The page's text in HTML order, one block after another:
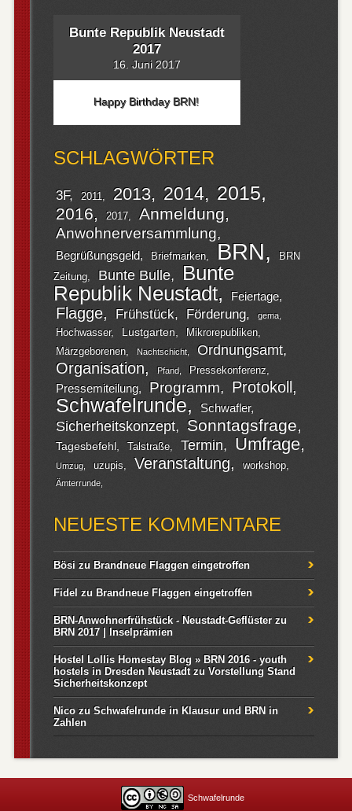
Bunte Republik Neustadt
2017
16. Juni 2017
Happy Birthday BRN!
SCHLAGWÖRTER
3F 2011 2013 2014 2015
2016 2017 Anmeldung
Anwohnerversammlung
Begrüßungsgeld Briefmarken BRN
BRN
Zeitung
Bunte Bulle
Bunte
Republik Neustadt
Feiertage
Flagge Frühstück Förderung gema
Hochwasser Lustgarten
Mikrorepubliken
Märzgeborenen
Nachtschicht Ordnungsamt
Organisation Pfand Pressekonferenz
Pressemiteilung Programm Protokoll
Schwafelrunde Schwafler
Sicherheitskonzept Sonntagsfrage
Tagesbefehl Talstraße Termin Umfrage
Umzug uzupis Veranstaltung workshop
Ämterrunde
NEUESTE KOMMENTARE
Bösi zu Brandneue Flaggen eingetroffen
Fidel zu Brandneue Flaggen eingetroffen
BRN-Anwohnerfrühstück - Neustadt-Geflüsterzu
BRN 2017 | Inselprämien
Hostel Lollis Homestay Blog » BRN 2016 - youth
hostels in Dresden NeustadtzuVorstellung Stand
Sicherheitskonzept
Nicozu Schwafelrunde in Klausur und BRN in
Zahlen
Schwafelrunde